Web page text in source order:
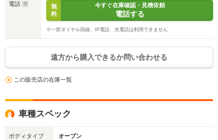
電話
無
料
今すぐ在庫確認・見積依頼
電話する
※一部ダイヤル回線、IP電話、光電話は利用できません
遠方から購入できるか問い合わせる
この販売店の在庫一覧
車種スペック
ボディタイプ オープン